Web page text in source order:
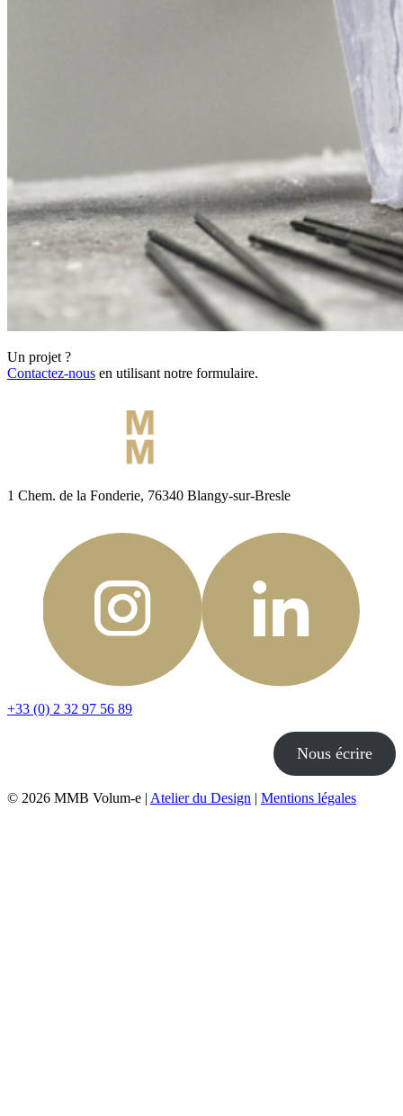
Un projet ?
Contactez-nous en utilisant notre formulaire.
1 Chem. de la Fonderie, 76340 Blangy-sur-Bresle
+33 (0) 2 32 97 56 89
Nous écrire
© 2026 MMB Volum-e | Atelier du Design | Mentions légales